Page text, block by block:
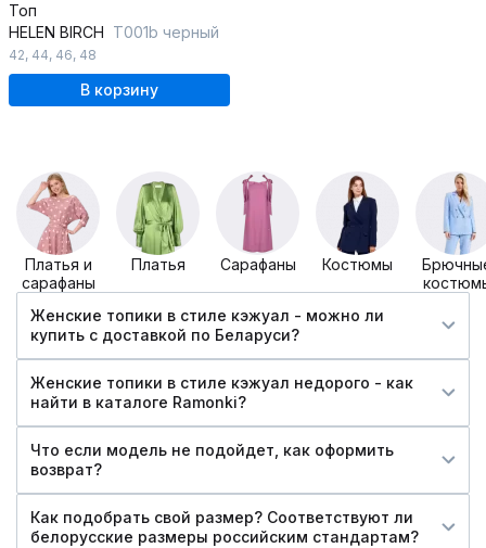
Топ
HELEN BIRCH T001b черный
42, 44, 46, 48
В корзину
Платья и
сарафаны
Платья Сарафаны Костюмы
Женские топики в стиле кэжуал - можно ли
купить c доставкой по Беларуси?
Женские топики в стиле кэжуал недорого - как
найти в каталоге Ramonki?
Что если модель не подойдет, как оформить
возврат?
Как подобрать свой размер? Соответствуют ли
белорусские размеры российским стандартам?